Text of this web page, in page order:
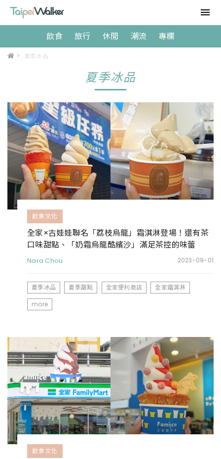
飲食 旅行 休閒 潮流 專欄
> 夏季冰品
夏季冰品
飲食文化
全家×古娃娃聯名「荔枝烏龍」霜淇淋登場！還有茶
口味甜點、「奶霜烏龍酷繽沙」滿足茶控的味蕾
Nara Chou 2023-09-01
夏季冰品 夏季甜點 全家便利商店
全家霜淇淋
more
飲食文化